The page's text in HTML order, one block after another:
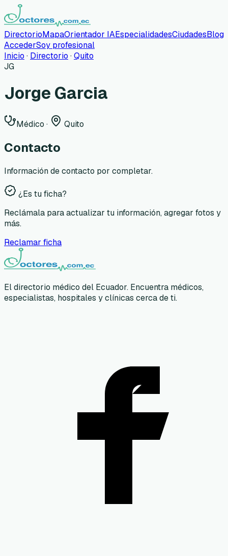
DirectorioMapaOrientador IAEspecialidadesCiudadesBlog
AccederSoy profesional
Inicio · Directorio ·Quito
JG
Jorge Garcia
Médico · Quito
Contacto
Información de contacto por completar.
¿Es tu ficha?
Reclámala para actualizar tu información, agregar fotos y
más.
Reclamar ficha
El directorio médico del Ecuador. Encuentra médicos,
especialistas, hospitales y clínicas cerca de ti.